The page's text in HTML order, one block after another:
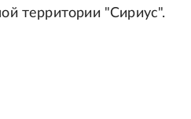
территории "Сириус".